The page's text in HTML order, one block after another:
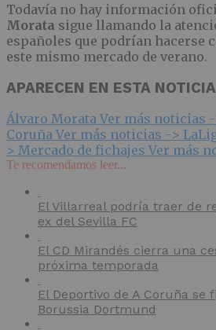
Todavía no hay información
Morata sigue llamando la
españoles que podrían hacerse
este mismo mercado de verano.
APARECEN EN ESTA NOTICIA
Álvaro Morata Ver más noticias
Coruña Ver más noticias ->
> Mercado de fichajes Ver más
Te recomendamos leer...
El Villarreal podría traer de
ex del Sevilla FC
El CD Mirandés cierra una
próxima temporada
El Deportivo de A Coruña
Borussia Dortmund